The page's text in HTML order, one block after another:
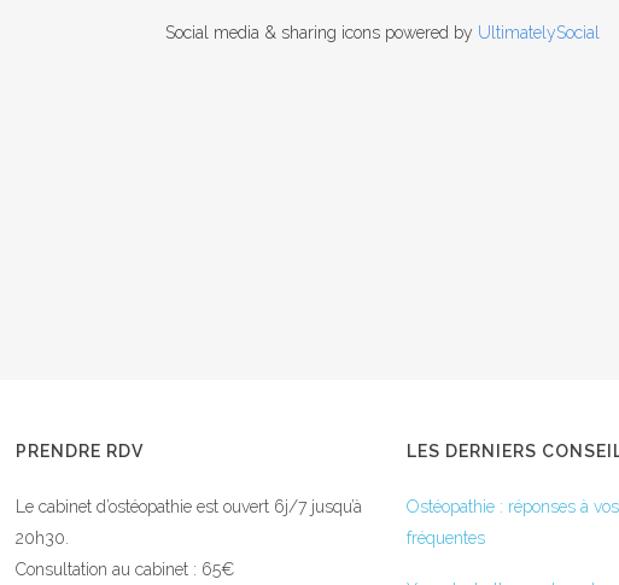
PRENDRE RDV
Le cabinet d’ostéopathie est ouvert 6j/7 jusqu’à
20h30.
Consultation au cabinet : 65€
LES DERNIERS
Ostéopathie : réponses à
fréquentes
Social media & sharing icons powered by UltimatelySocial